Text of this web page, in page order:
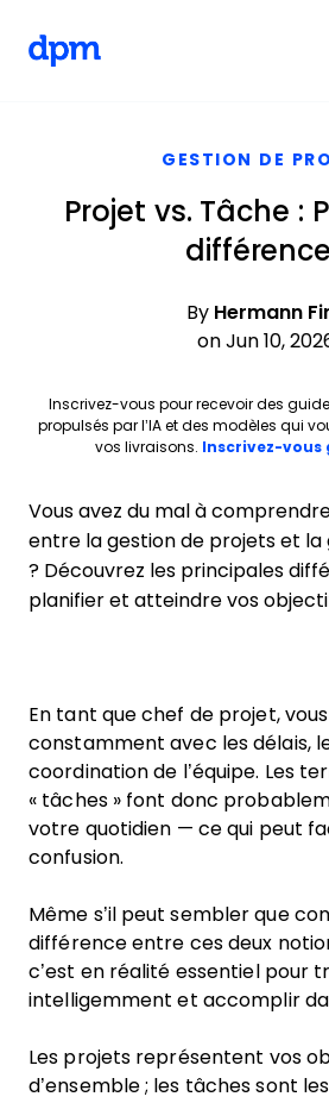
GESTION DE
Projet vs. Tâche :
By Hermann
on Jun 10,
Inscrivez-vous pour recevoir des
propulsés par l’IA et des modèles qui
vos livraisons. Inscrivez-
Vous avez du mal à
entre la gestion de projets et la
? Découvrez les principales
planifier et atteindre vos
En tant que chef de projet,
constamment avec les délais,
coordination de l’équipe. Les
« tâches » font donc
votre quotidien — ce qui peut
confusion.
Même s’il peut sembler que
différence entre ces deux
c’est en réalité essentiel pour
intelligemment et accomplir
Les projets représentent vos
d’ensemble ; les tâches sont